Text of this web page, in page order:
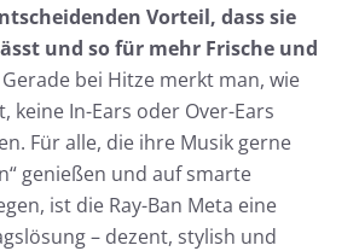
Vorteil, dass sie
und so für mehr Frische und
Gerade bei Hitze merkt man, wie
keine In-Ears oder Over-Ears
Für alle, die ihre Musik gerne
genießen und auf smarte
ist die Ray-Ban Meta eine
– dezent, stylish und